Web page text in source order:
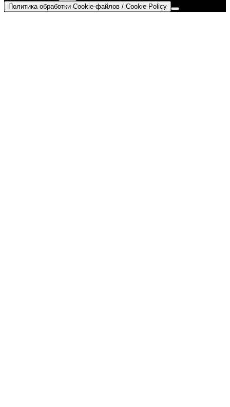
Политика обработки Cookie-файлов / Cookie Policy